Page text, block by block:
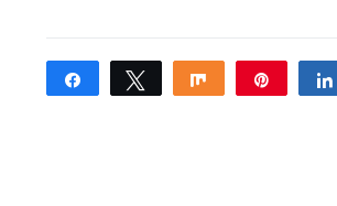
Share Tweet Share